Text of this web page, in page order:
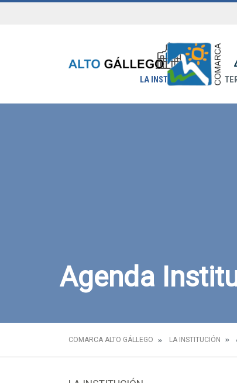
LA INSTITUCIÓN
Agenda
COMARCA ALTO GÁLLEGO LA INSTITUCIÓN